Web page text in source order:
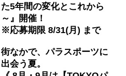
た5年間の変化とこれから
～』開催！
※応募期限 8/31(月) まで
街なかで、パラスポーツに
出会う夏。